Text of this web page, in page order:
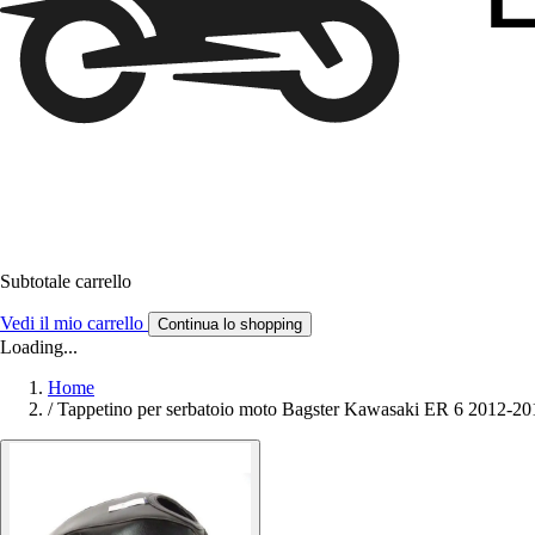
Subtotale carrello
Vedi il mio carrello Continua lo shopping
Loading...
Home
/ Tappetino per serbatoio moto Bagster Kawasaki ER 6 2012-